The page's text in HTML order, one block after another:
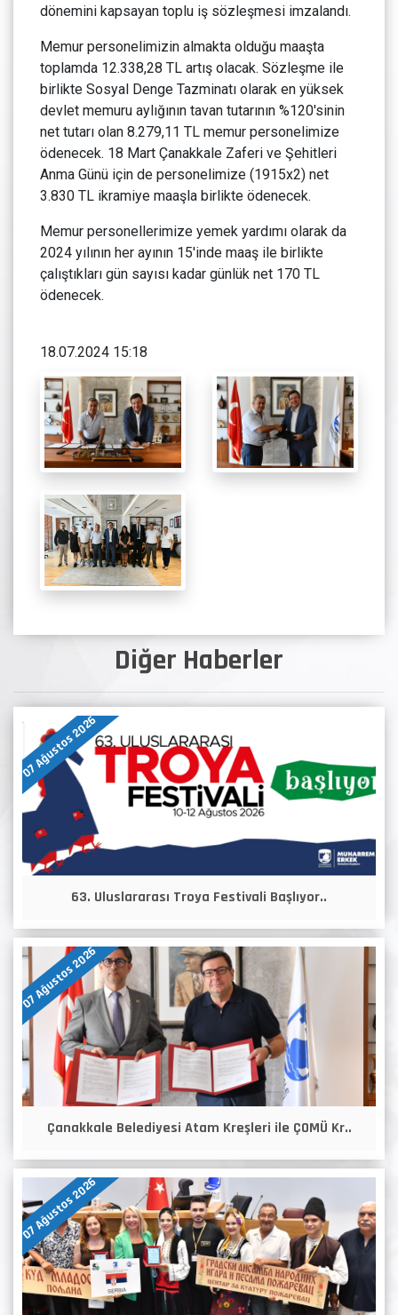
Diğer Haberler
07 Ağustos 2026
63. Uluslararası Troya Festivali Başlıyor..
07 Ağustos 2026
Çanakkale Belediyesi Atam Kreşleri ile ÇOMÜ Kr..
07 Ağustos 2026
dönemini kapsayan toplu iş sözleşmesi imzalandı.
Memur personelimizin almakta olduğu maaşta
toplamda 12.338,28 TL artış olacak. Sözleşme ile
birlikte Sosyal Denge Tazminatı olarak en yüksek
devlet memuru aylığının tavan tutarının %120'sinin
net tutarı olan 8.279,11 TL memur personelimize
ödenecek. 18 Mart Çanakkale Zaferi ve Şehitleri
Anma Günü için de personelimize (1915x2) net
3.830 TL ikramiye maaşla birlikte ödenecek.
Memur personellerimize yemek yardımı olarak da
2024 yılının her ayının 15'inde maaş ile birlikte
çalıştıkları gün sayısı kadar günlük net 170 TL
ödenecek.
18.07.2024 15:18